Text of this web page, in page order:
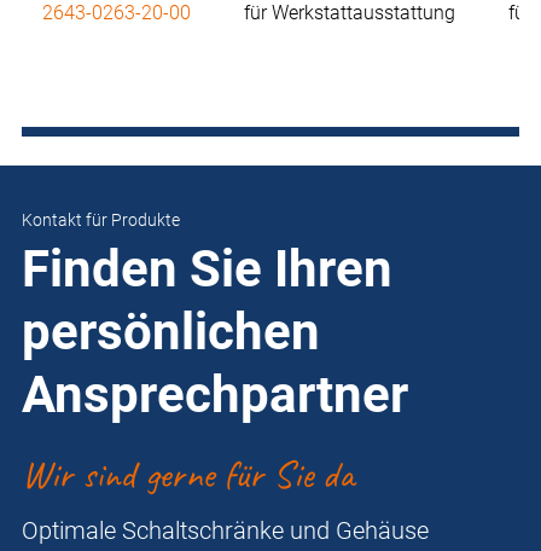
2643-0263-20-00 für Werkstattausstattung für
Kontakt für Produkte
Finden Sie Ihren
persönlichen
Ansprechpartner
Wir sind gerne für Sie da
Optimale Schaltschränke und Gehäuse